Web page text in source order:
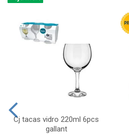
Cj tacas vidro 220ml 6pcs
gallant